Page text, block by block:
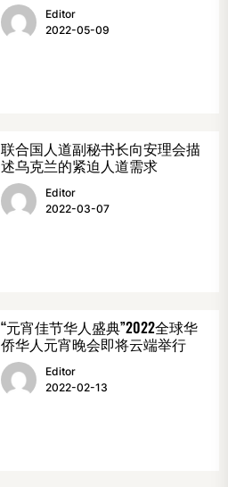
Editor
2022-05-09
联合国人道副秘书长向安理会描
述乌克兰的紧迫人道需求
Editor
2022-03-07
“元宵佳节华人盛典”2022全球华
侨华人元宵晚会即将云端举行
Editor
2022-02-13